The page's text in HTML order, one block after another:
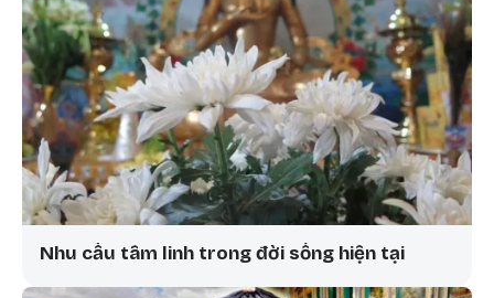
Nhu cầu tâm linh trong đời sống hiện tại